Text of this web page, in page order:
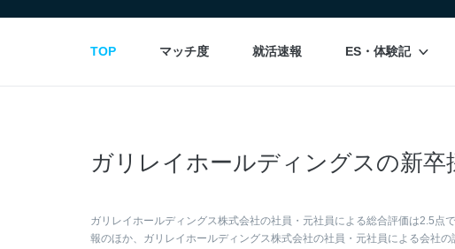
TOP マッチ度 就活速報 ES・体験記
ガリレイホールディングスの新卒
ガリレイホールディングス株式会社の社員・元社員による総合評価は2.5
報のほか、ガリレイホールディングス株式会社の社員・元社員による会社